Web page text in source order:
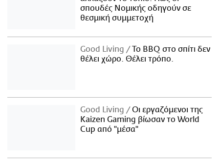
σπουδές Νομικής οδηγούν σε
θεσμική συμμετοχή
Good Living
Το BBQ στο σπίτι δεν
θέλει χώρο. Θέλει τρόπο.
Good Living
Οι εργαζόμενοι της
Kaizen Gaming βίωσαν το World
Cup από "μέσα"